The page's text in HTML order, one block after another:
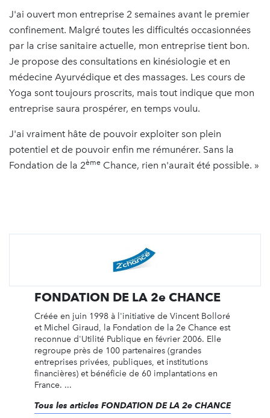
J'ai ouvert mon entreprise 2 semaines avant le premier
confinement. Malgré toutes les difficultés occasionnées
par la crise sanitaire actuelle, mon entreprise tient bon.
Je propose des consultations en kinésiologie et en
médecine Ayurvédique et des massages. Les cours de
Yoga sont toujours proscrits, mais tout indique que mon
entreprise saura prospérer, en temps voulu.
J'ai vraiment hâte de pouvoir exploiter son plein
potentiel et de pouvoir enfin me rémunérer. Sans la
Fondation de la 2ème Chance, rien n'aurait été possible. »
FONDATION DE LA 2e CHANCE
Créée en juin 1998 à l'initiative de Vincent Bolloré
et Michel Giraud, la Fondation de la 2e Chance est
reconnue d'Utilité Publique en février 2006. Elle
regroupe près de 100 partenaires (grandes
entreprises privées, publiques, et institutions
financières) et bénéficie de 60 implantations en
France. ...
Tous les articles FONDATION DE LA 2e CHANCE